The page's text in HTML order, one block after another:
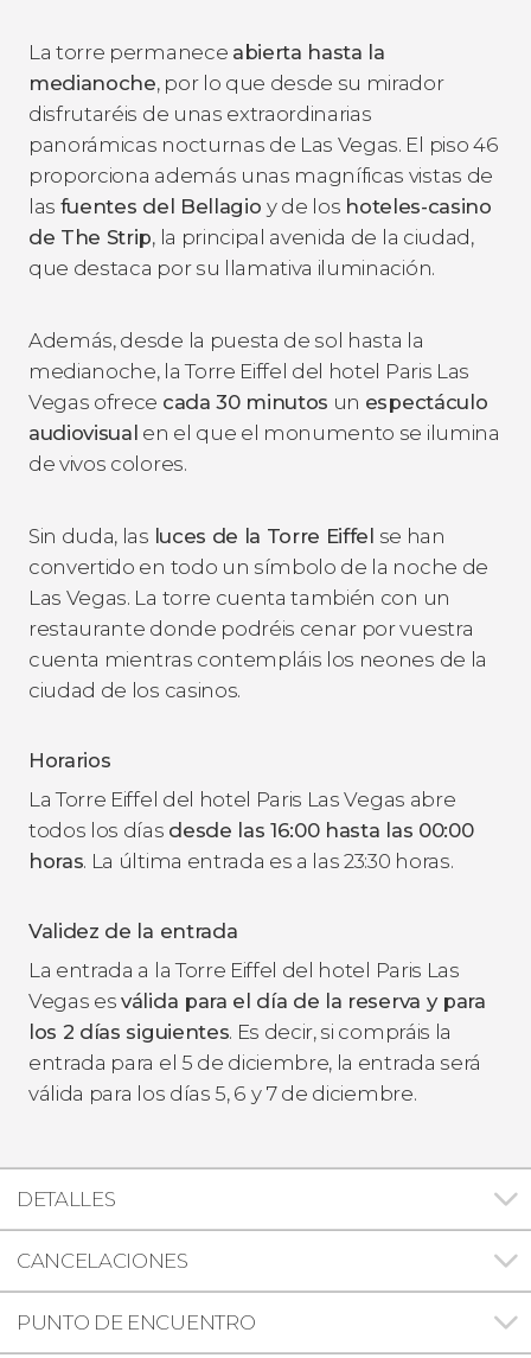
La torre permanece abierta hasta la
medianoche, por lo que desde su mirador
disfrutaréis de unas extraordinarias
panorámicas nocturnas de Las Vegas. El piso 46
proporciona además unas magníficas vistas de
las fuentes del Bellagioy de los hoteles-casino
de The Strip, la principal avenida de la ciudad,
que destaca por su llamativa iluminación.
Además, desde la puesta de sol hasta la
medianoche, la Torre Eiffel del hotel Paris Las
Vegas ofrece cada 30 minutos un espectáculo
audiovisual en el que el monumento se ilumina
de vivos colores.
Sin duda, las luces de la Torre Eiffel se han
convertido en todo un símbolo de la noche de
Las Vegas. La torre cuenta también con un
restaurante donde podréis cenar por vuestra
cuenta mientras contempláis los neones de la
ciudad de los casinos.
Horarios
La Torre Eiffel del hotel Paris Las Vegas abre
todos los días desde las 16:00 hasta las 00:00
horas. La última entrada es a las 23:30 horas.
Validez de la entrada
La entrada a la Torre Eiffel del hotel Paris Las
Vegas esválida para el día de la reserva y para
los 2 días siguientes. Es decir, si compráis la
entrada para el 5 de diciembre, la entrada será
válida para los días 5, 6 y 7 de diciembre.
DETALLES
CANCELACIONES
PUNTO DE ENCUENTRO